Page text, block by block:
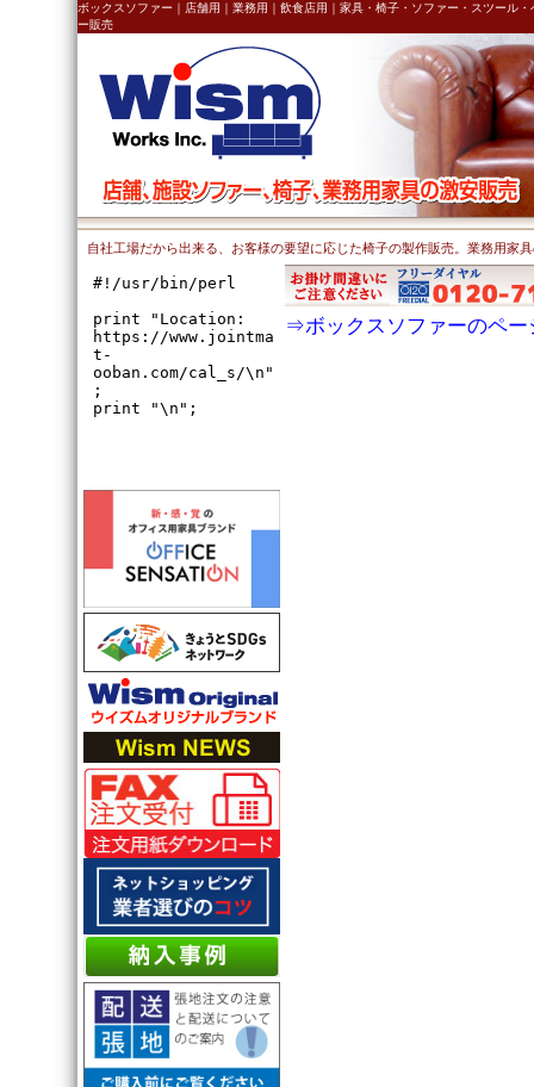
ボックスソファー｜店舗用｜業務用｜飲食店用｜家具・椅子・ソファー・スツール
ー販売
自社工場だから出来る、お客様の要望に応じた椅子の製作販売。業務用
⇒ボックスソファーのペー